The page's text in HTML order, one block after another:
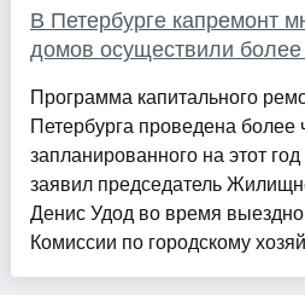
В Петербурге капремонт
домов осуществили
Программа капитального
Петербурга проведена более
запланированного на этот
заявил председатель
Денис Удод во время
Комиссии по городскому